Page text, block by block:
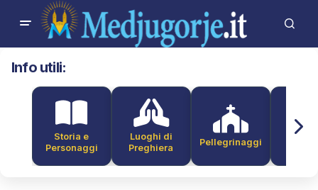
Info utili:
Storia e
Personaggi
Luoghi di
Preghiera
Pellegrinaggi